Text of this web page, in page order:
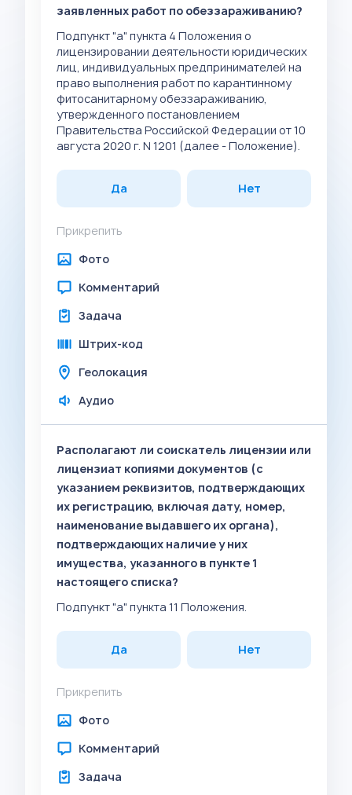
заявленных работ по обеззараживанию?
Подпункт "а" пункта 4 Положения о
лицензировании деятельности юридических
лиц, индивидуальных предпринимателей на
право выполнения работ по карантинному
фитосанитарному обеззараживанию,
утвержденного постановлением
Правительства Российской Федерации от 10
августа 2020 г. N 1201 (далее - Положение).
Да Нет
Прикрепить
Фото
Комментарий
Задача
Штрих-код
Геолокация
Аудио
Располагают ли соискатель лицензии или
лицензиат копиями документов (с
указанием реквизитов, подтверждающих
их регистрацию, включая дату, номер,
наименование выдавшего их органа),
подтверждающих наличие у них
имущества, указанного в пункте 1
настоящего списка?
Подпункт "а" пункта 11 Положения.
Да Нет
Прикрепить
Фото
Комментарий
Задача